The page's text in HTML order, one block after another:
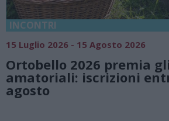
2026 - 15 Agosto 2026
2026 premia gli orti
iscrizioni entro il 15